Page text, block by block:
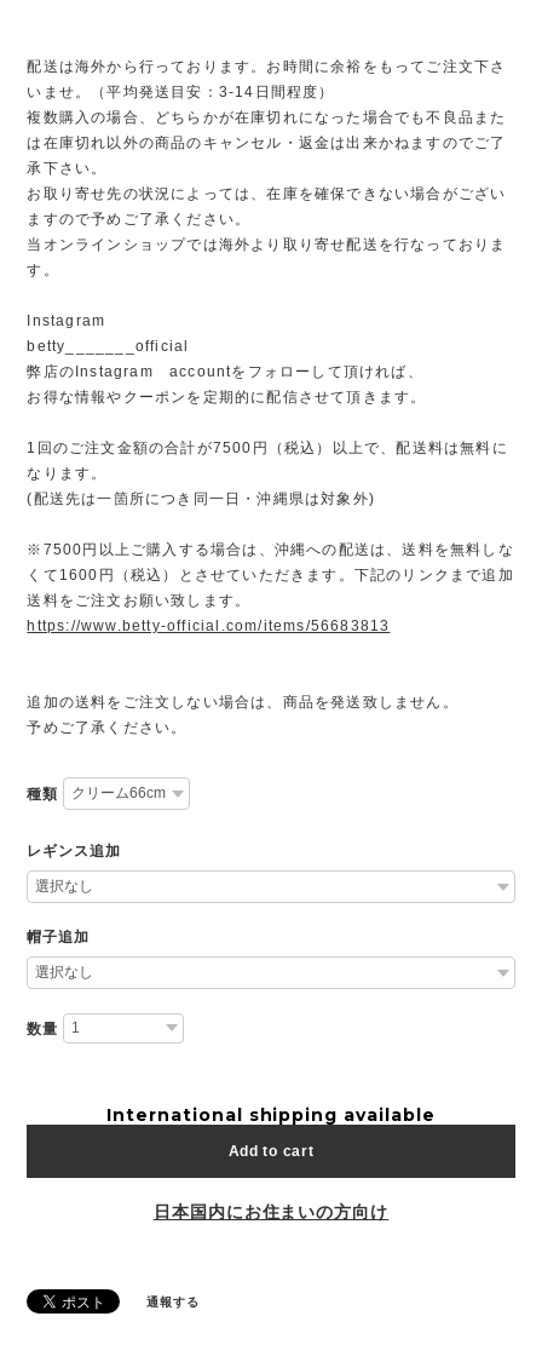
配送は海外から行っております。お時間に余裕をもってご注文下さ
いませ。（平均発送目安：3-14日間程度）
複数購入の場合、どちらかが在庫切れになった場合でも不良品また
は在庫切れ以外の商品のキャンセル・返金は出来かねますのでご了
承下さい。
お取り寄せ先の状況によっては、在庫を確保できない場合がござい
ますので予めご了承ください。
当オンラインショップでは海外より取り寄せ配送を行なっておりま
す。
Instagram
betty_______official
弊店のInstagram accountをフォローして頂ければ、
お得な情報やクーポンを定期的に配信させて頂きます。
1回のご注文金額の合計が7500円（税込）以上で、配送料は無料に
なります。
(配送先は一箇所につき同一日・沖縄県は対象外)
※7500円以上ご購入する場合は、沖縄への配送は、送料を無料しな
くて1600円（税込）とさせていただきます。下記のリンクまで追加
送料をご注文お願い致します。
https://www.betty-official.com/items/56683813
追加の送料をご注文しない場合は、商品を発送致しません。
予めご了承ください。
種類
レギンス追加
帽子追加
数量
International shipping available
Add to cart
日本国内にお住まいの方向け
通報する